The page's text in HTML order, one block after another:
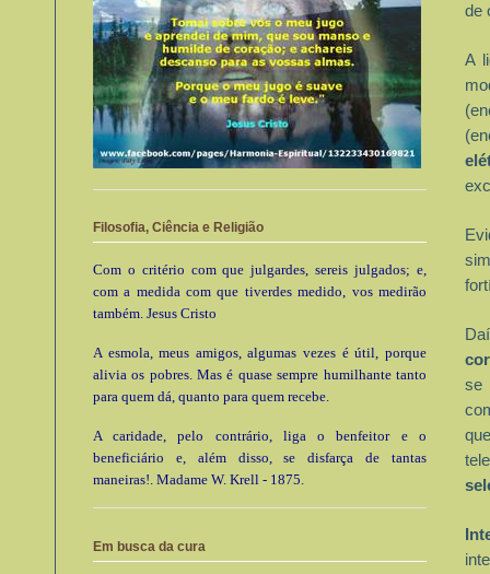
de
A
se
Filosofia, Ciência e Religião
Com o critério com que julgardes, sereis julgados; e,
com a medida com que tiverdes medido, vos medirão
também. Jesus Cristo
A esmola, meus amigos, algumas vezes é útil, porque
alivia os pobres. Mas é quase sempre humilhante tanto
para quem dá, quanto para quem recebe.
A caridade, pelo contrário, liga o benfeitor e o
beneficiário e, além disso, se disfarça de tantas
maneiras!. Madame W. Krell - 1875.
Em busca da cura